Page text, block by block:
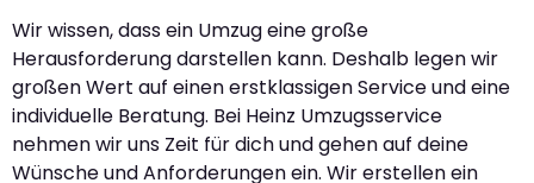
Wir wissen, dass ein Umzug eine große
Herausforderung darstellen kann. Deshalb legen wir
großen Wert auf einen erstklassigen Service und eine
individuelle Beratung. Bei Heinz Umzugsservice
nehmen wir uns Zeit für dich und gehen auf deine
Wünsche und Anforderungen ein. Wir erstellen ein